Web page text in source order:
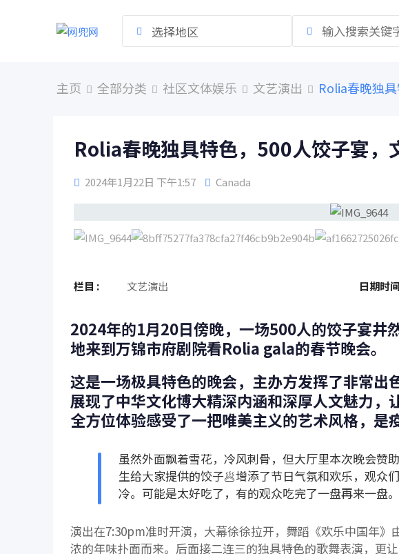
选择地区
主页 全部分类 社区文体娱乐 文艺演出 Rolia春晚独
Rolia春晚独具特色，500人饺子宴，
2024年1月22日 下午1:57 Canada
栏目 : 文艺演出 日期时
2024年的1月20日傍晚，一场500人的饺子宴井
地来到万锦市府剧院看Rolia gala的春节晚会。
这是一场极具特色的晚会，主办方发挥了非常出
展现了中华文化博大精深内涵和深厚人文魅力，
全方位体验感受了一把唯美主义的艺术风格，是
虽然外面飘着雪花，冷风刺骨，但大厅里本次晚会赞
生给大家提供的饺子🥟增添了节日气氛和欢乐，观众
冷。可能是太好吃了，有的观众吃完了一盘再来一盘。
演出在7:30pm准时开演，大幕徐徐拉开，舞蹈《欢乐中国年
浓的年味扑面而来。后面接二连三的独具特色的歌舞表演，更